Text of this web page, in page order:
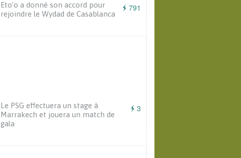
791
Eto’o a donné son accord pour
rejoindre le Wydad de Casablanca
3
Le PSG effectuera un stage à
Marrakech et jouera un match de
gala